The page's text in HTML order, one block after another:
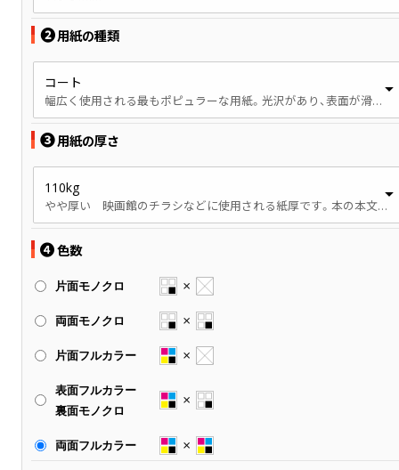
❷用紙の種類
コート
幅広く使用される最もポピュラーな用紙。光沢があり、表面が滑らかです。
❸用紙の厚さ
110kg
やや厚い 映画館のチラシなどに使用される紙厚です。本の本文、パンフレットなどに使用されます。
❹色数
片面モノクロ
両面モノクロ
片面フルカラー
表面フルカラー
裏面モノクロ
両面フルカラー